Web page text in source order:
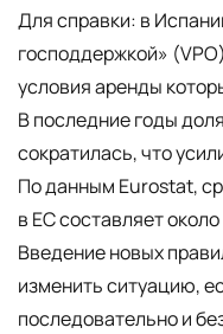
Для справки: в
господдержкой»
условия аренды
В последние годы
сократилась, что
По данным Eurostat,
в ЕС составляет
Введение новых
изменить ситуацию,
последовательно и